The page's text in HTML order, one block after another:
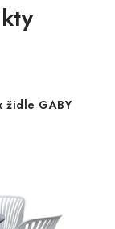
židle GABY